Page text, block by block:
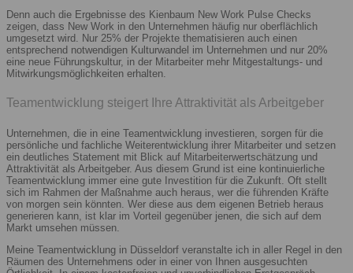
Denn auch die Ergebnisse des Kienbaum New Work Pulse Checks
zeigen, dass New Work in den Unternehmen häufig nur oberflächlich
umgesetzt wird. Nur 25% der Projekte thematisieren auch einen
entsprechend notwendigen Kulturwandel im Unternehmen und nur 20%
eine neue Führungskultur, in der Mitarbeiter mehr Mitgestaltungs- und
Mitwirkungsmöglichkeiten erhalten.
Teamentwicklung steigert Ihre Attraktivität als Arbeitgeber
Unternehmen, die in eine Teamentwicklung investieren, sorgen für die
persönliche und fachliche Weiterentwicklung ihrer Mitarbeiter und setzen
ein deutliches Statement mit Blick auf Mitarbeiterwertschätzung und
Attraktivität als Arbeitgeber. Aus diesem Grund ist eine kontinuierliche
Teamentwicklung immer eine gute Investition für die Zukunft. Oft stellt
sich im Rahmen der Maßnahme auch heraus, wer die führenden Kräfte
von morgen sein könnten. Wer diese aus dem eigenen Betrieb heraus
generieren kann, ist klar im Vorteil gegenüber jenen, die sich auf dem
Markt umsehen müssen.
Meine Teamentwicklung in Düsseldorf veranstalte ich in aller Regel in den
Räumen des Unternehmens oder in einer von Ihnen ausgesuchten